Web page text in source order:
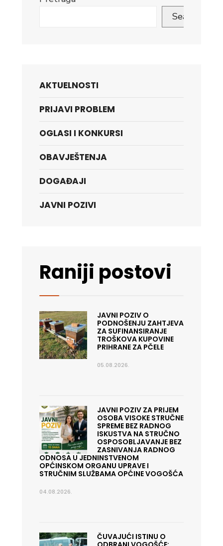
Search
AKTUELNOSTI
PRIJAVI PROBLEM
OGLASI I KONKURSI
OBAVJEŠTENJA
DOGAĐAJI
JAVNI POZIVI
Raniji postovi
JAVNI POZIV O
PODNOŠENJU ZAHTJEVA
ZA SUFINANSIRANJE
TROŠKOVA KUPOVINE
PRIHRANE ZA PČELE
05.08.2026.
JAVNI POZIV ZA PRIJEM
OSOBA VISOKE STRUČNE
SPREME BEZ RADNOG
ISKUSTVA NA STRUČNO
OSPOSOBLJAVANJE BEZ
ZASNIVANJA RADNOG
ODNOSA U JEDNINSTVENOM
OPĆINSKOM ORGANU UPRAVE I
STRUČNIM SLUŽBAMA OPĆINE VOGOŠĆA
04.08.2026.
ČUVAJUĆI ISTINU O